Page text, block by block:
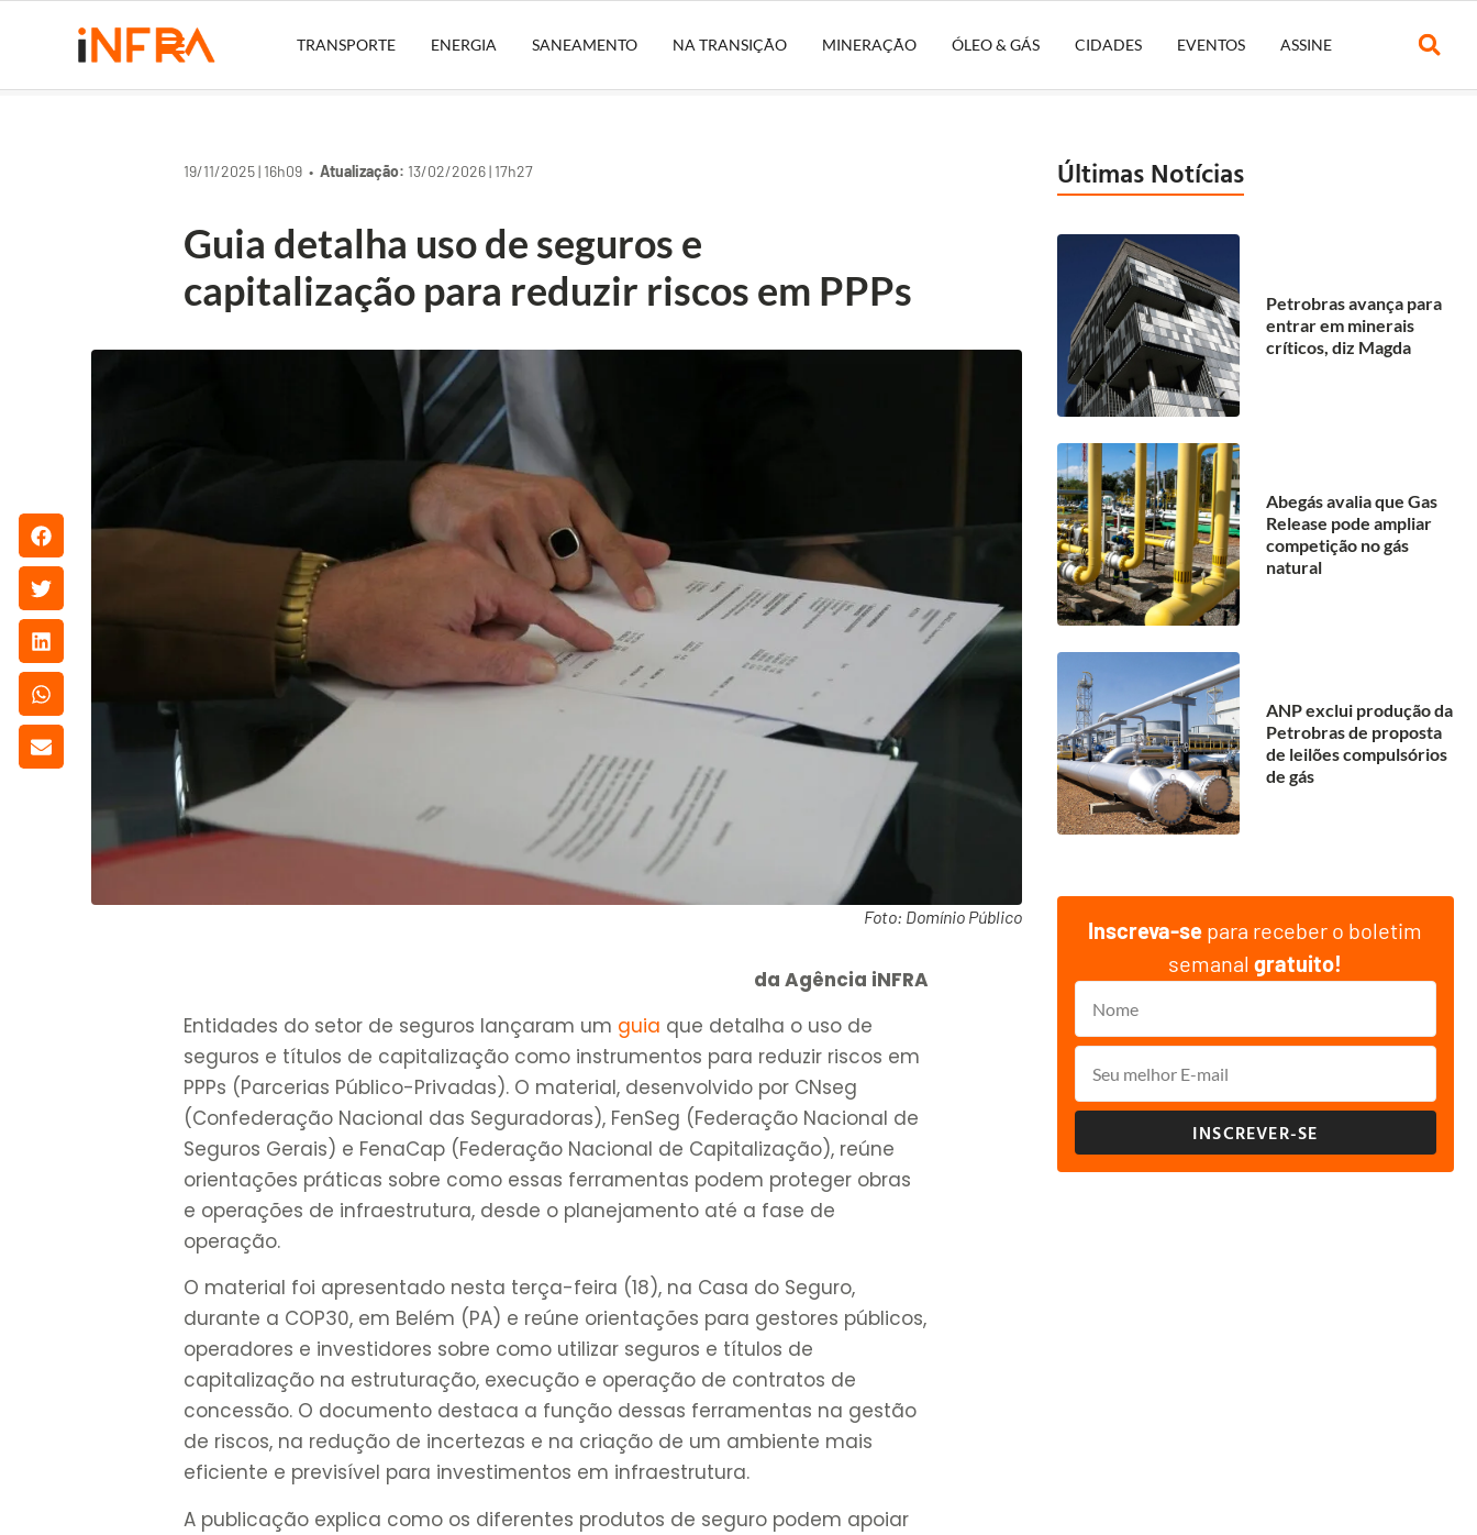
TRANSPORTE ENERGIA SANEAMENTO NA TRANSIÇÃO MINERAÇÃO ÓLEO & GÁS CIDADES EVENTOS ASSINE
19/11/2025 | 16h09 •Atualização: 13/02/2026 | 17h27
Guia detalha uso de seguros e
capitalização para reduzir riscos em PPPs
Foto: Domínio Público
da Agência iNFRA
Entidades do setor de seguros lançaram um guia que detalha o uso de
seguros e títulos de capitalização como instrumentos para reduzir riscos em
PPPs (Parcerias Público-Privadas). O material, desenvolvido por CNseg
(Confederação Nacional das Seguradoras), FenSeg (Federação Nacional de
Seguros Gerais) e FenaCap (Federação Nacional de Capitalização), reúne
orientações práticas sobre como essas ferramentas podem proteger obras
e operações de infraestrutura, desde o planejamento até a fase de
operação.
O material foi apresentado nesta terça-feira (18), na Casa do Seguro,
durante a COP30, em Belém (PA) e reúne orientações para gestores públicos,
operadores e investidores sobre como utilizar seguros e títulos de
capitalização na estruturação, execução e operação de contratos de
concessão. O documento destaca a função dessas ferramentas na gestão
de riscos, na redução de incertezas e na criação de um ambiente mais
eficiente e previsível para investimentos em infraestrutura.
A publicação explica como os diferentes produtos de seguro podem apoiar
Últimas Notícias
Petrobras avança para
entrar em minerais
críticos, diz Magda
Abegás avalia que Gas
Release pode ampliar
competição no gás
natural
ANP exclui produção da
Petrobras de proposta
de leilões compulsórios
de gás
Inscreva-se para receber o boletim
semanalgratuito!
INSCREVER-SE